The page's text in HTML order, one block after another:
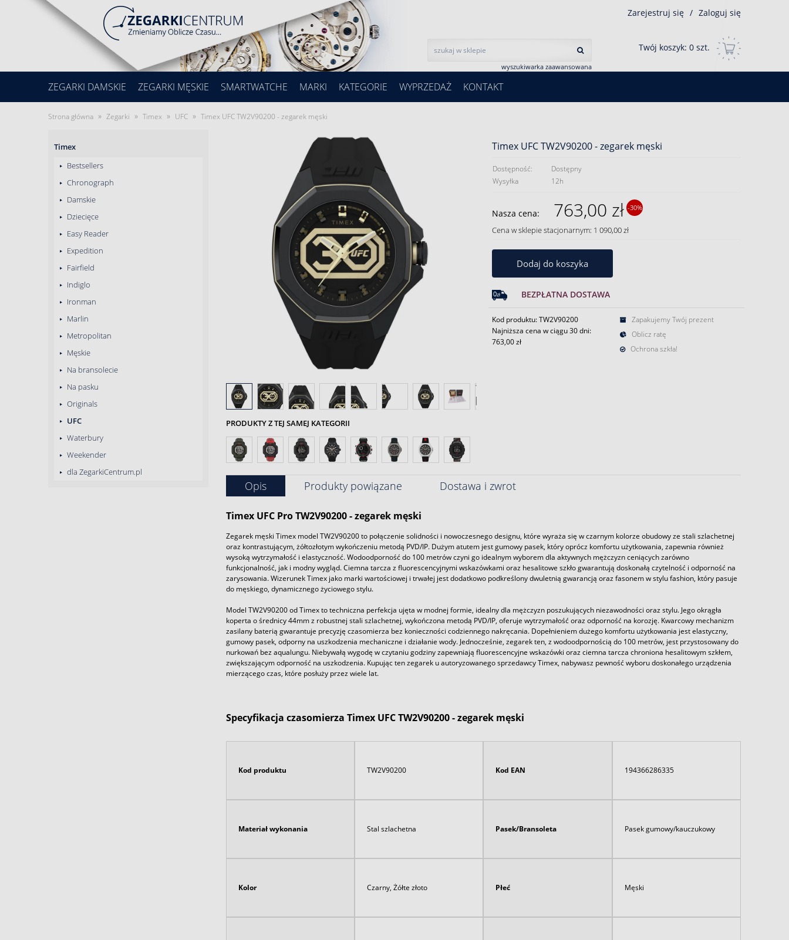
wyszukiwarka zaawansowana
Zarejestruj się / Zaloguj się
Twój koszyk: 0 szt.
ZEGARKI DAMSKIE ZEGARKI MĘSKIE SMARTWATCHE MARKI KATEGORIE WYPRZEDAŻ KONTAKT
Strona główna » Zegarki » Timex » UFC » Timex UFC TW2V90200 - zegarek męski
Timex
Bestsellers
Chronograph
Damskie
Dziecięce
Easy Reader
Expedition
Fairfield
Indiglo
Ironman
Marlin
Metropolitan
Męskie
Na bransolecie
Na pasku
Originals
UFC
Waterbury
Weekender
dla ZegarkiCentrum.pl
PRODUKTY Z TEJ SAMEJ KATEGORII
Timex UFC TW2V90200 - zegarek męski
Dostępność:
Dostępny
Wysyłka
12h
Nasza cena: 763,00 zł -30%
Cena w sklepie stacjonarnym: 1 090,00 zł
Dodaj do koszyka
BEZPŁATNA DOSTAWA
Kod produktu: TW2V90200
Najniższa cena w ciągu 30 dni:
763,00 zł
Zapakujemy Twój prezent
Oblicz ratę
Ochrona szkła!
Opis Produkty powiązane Dostawa i zwrot
Timex UFC Pro TW2V90200 - zegarek męski
Zegarek męski Timex model TW2V90200 to połączenie solidności i nowoczesnego designu, które wyraża się w czarnym kolorze obudowy ze stali szlachetnej
oraz kontrastującym, żółtozłotym wykończeniu metodą PVD/IP. Dużym atutem jest gumowy pasek, który oprócz komfortu użytkowania, zapewnia również
wysoką wytrzymałość i elastyczność. Wodoodporność do 100 metrów czyni go idealnym wyborem dla aktywnych mężczyzn ceniących zarówno
funkcjonalność, jak i modny wygląd. Ciemna tarcza z fluorescencyjnymi wskazówkami oraz hesalitowe szkło gwarantują doskonałą czytelność i odporność na
zarysowania. Wizerunek Timex jako marki wartościowej i trwałej jest dodatkowo podkreślony dwuletnią gwarancją oraz fasonem w stylu fashion, który pasuje
do męskiego, dynamicznego życiowego stylu.
Model TW2V90200 od Timex to techniczna perfekcja ujęta w modnej formie, idealny dla mężczyzn poszukujących niezawodności oraz stylu. Jego okrągła
koperta o średnicy 44mm z robustnej stali szlachetnej, wykończona metodą PVD/IP, oferuje wytrzymałość oraz odporność na korozję. Kwarcowy mechanizm
zasilany baterią gwarantuje precyzję czasomierza bez konieczności codziennego nakręcania. Dopełnieniem dużego komfortu użytkowania jest elastyczny,
gumowy pasek, odporny na uszkodzenia mechaniczne i działanie wody. Jednocześnie, zegarek ten, z wodoodpornością do 100 metrów, jest przystosowany do
nurkowań bez aqualungu. Niebywałą wygodę w czytaniu godziny zapewniają fluorescencyjne wskazówki oraz ciemna tarcza chroniona hesalitowym szkłem,
zwiększającym odporność na uszkodzenia. Kupując ten zegarek u autoryzowanego sprzedawcy Timex, nabywasz pewność wyboru doskonałego urządzenia
mierzącego czas, które posłuży przez wiele lat.
Specyfikacja czasomierza Timex UFC TW2V90200 - zegarek męski
Kod produktu TW2V90200 Kod EAN 194366286335
Materiał wykonania Stal szlachetna Pasek/Bransoleta Pasek gumowy/kauczukowy
Kolor Czarny, Żółte złoto Płeć Męski